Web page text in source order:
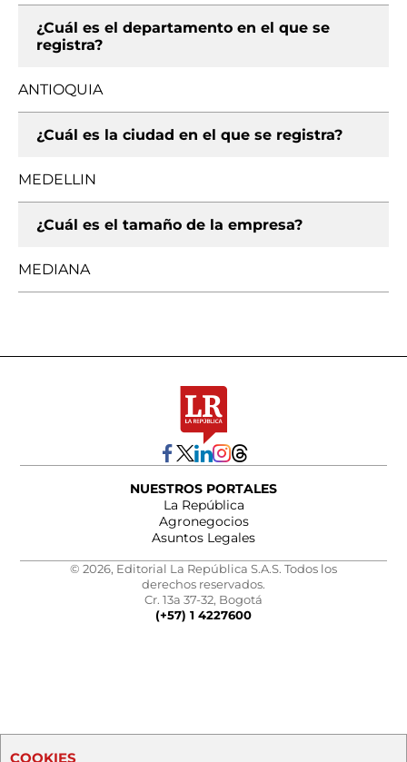
¿Cuál es el departamento en el que se
registra?
ANTIOQUIA
¿Cuál es la ciudad en el que se registra?
MEDELLIN
¿Cuál es el tamaño de la empresa?
MEDIANA
NUESTROS PORTALES
La República
Agronegocios
Asuntos Legales
© 2026, Editorial La República S.A.S. Todos los
derechos reservados.
Cr. 13a 37-32, Bogotá
(+57) 1 4227600
COOKIES